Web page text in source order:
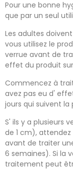
Pour une bonne
que par un seul
Les adultes
vous utilisez le
verrue avant de
effet du produit
Commencez à
avez pas eu d'
jours qui suivent
S' ils y a plusieurs
de 1 cm),
avant de traiter
6 semaines). Si la
traitement peut